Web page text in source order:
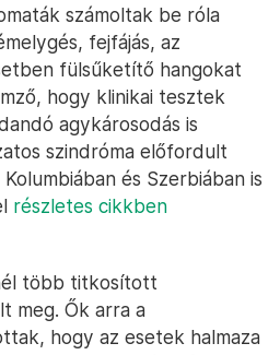
számoltak be róla
fejfájás, az
fülsűketítő hangokat
hogy klinikai tesztek
agykárosodás is
szindróma előfordult
és Szerbiában is
részletes cikkben
több titkosított
meg. Ők arra a
hogy az esetek halmaza